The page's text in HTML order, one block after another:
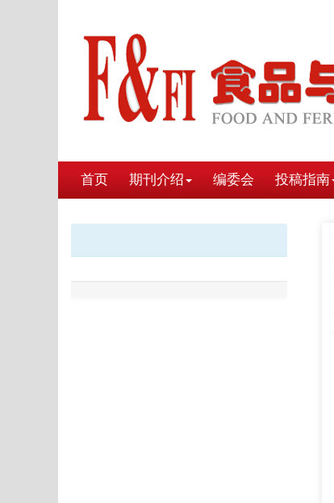
首页 期刊介绍 编委会 投稿指南